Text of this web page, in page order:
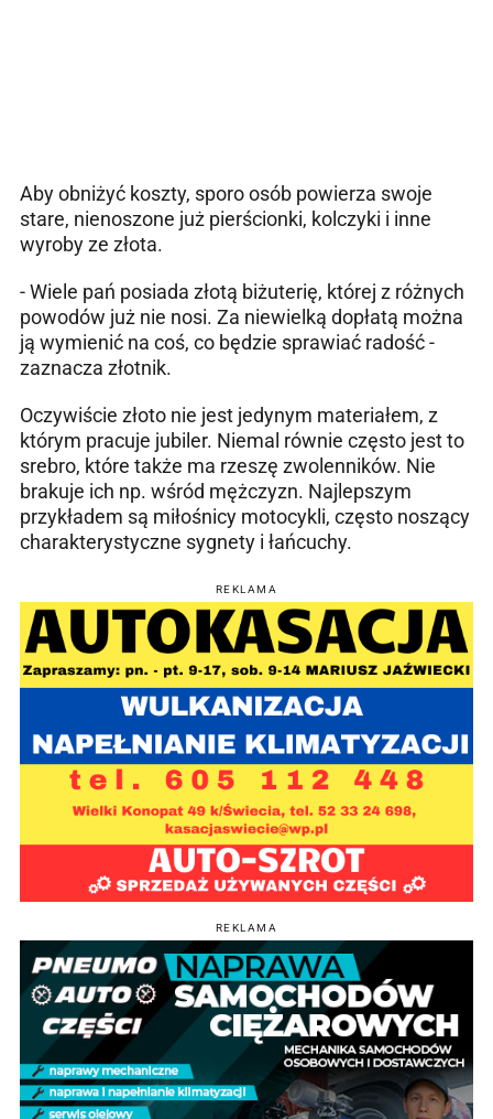
Aby obniżyć koszty, sporo osób powierza swoje
stare, nienoszone już pierścionki, kolczyki i inne
wyroby ze złota.
- Wiele pań posiada złotą biżuterię, której z różnych
powodów już nie nosi. Za niewielką dopłatą można
ją wymienić na coś, co będzie sprawiać radość -
zaznacza złotnik.
Oczywiście złoto nie jest jedynym materiałem, z
którym pracuje jubiler. Niemal równie często jest to
srebro, które także ma rzeszę zwolenników. Nie
brakuje ich np. wśród mężczyzn. Najlepszym
przykładem są miłośnicy motocykli, często noszący
charakterystyczne sygnety i łańcuchy.
REKLAMA
REKLAMA